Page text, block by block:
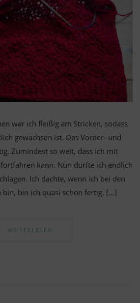
war ich fleißig am Stricken, sodass
gewachsen ist. Das Vorder- und
Zumindest so weit, dass ich mit
kann. Nun durfte ich endlich
Ich dachte, wenn ich bei den
bin ich quasi schon fertig. […]
WEITERLESEN